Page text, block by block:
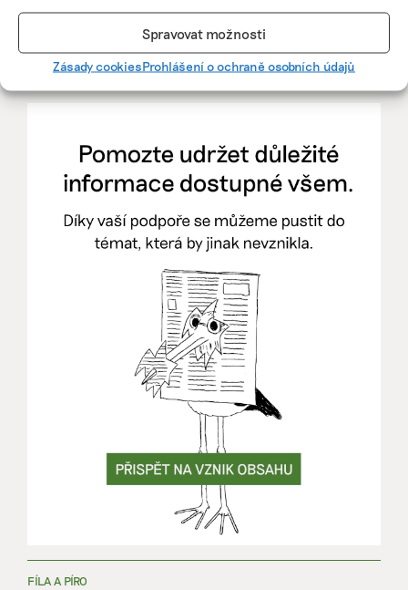
Spravovat možnosti
Zásady cookiesProhlášení o ochraně osobních údajů
>
FÍLA A PÍRO